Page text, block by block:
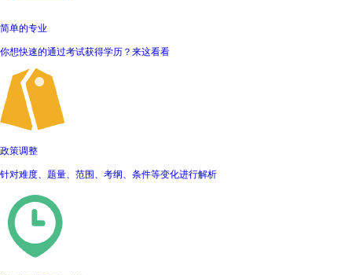
简单的专业
你想快速的通过考试获得学历？来这看看
政策调整
针对难度、题量、范围、考纲、条件等变化进行解析